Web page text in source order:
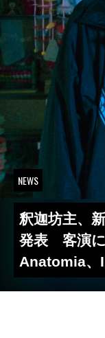
NEWS
釈迦坊主、
発表 客演に
Anatomia、